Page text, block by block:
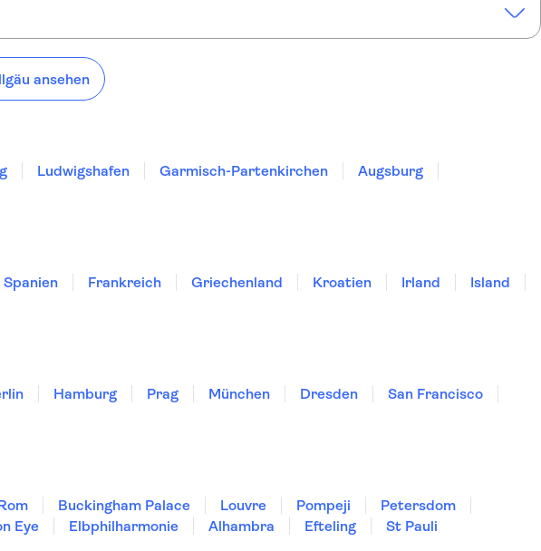
ansehen
Ludwigshafen Garmisch-Partenkirchen
Augsburg
Spanien Frankreich Griechenland Kroatien Irland
Island
Hamburg Prag München Dresden
San Francisco
Buckingham Palace Louvre Pompeji
Petersdom
Eye Elbphilharmonie Alhambra Efteling
St Pauli